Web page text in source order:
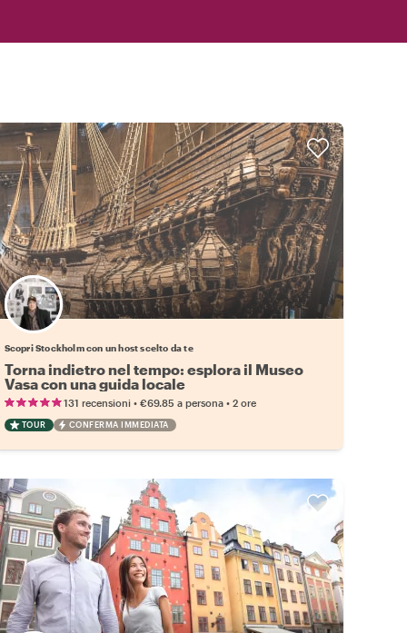
Scegli il tuo local preferito
Scopri Stockholm con un host scelto da te
Torna indietro nel tempo: esplora il Museo
Vasa con una guida locale
131 recensioni• €69.85 a persona• 2 ore
TOUR CONFERMA IMMEDIATA